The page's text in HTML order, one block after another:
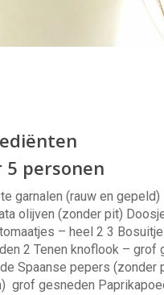
5 personen
garnalen (rauw en gepeld)
olijven (zonder pit)
– heel 2 3
2 Tenen knoflook – grof
Spaanse pepers (zonder
grof gesneden